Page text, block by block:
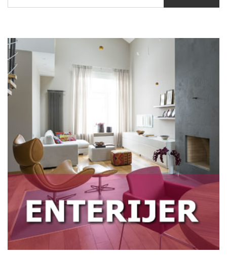
Kupovina stana na kredit - Stvarni i
skriveni troškovi dugoročne obaveze
Zašto je telehendler važan na
savremenim gradilištima